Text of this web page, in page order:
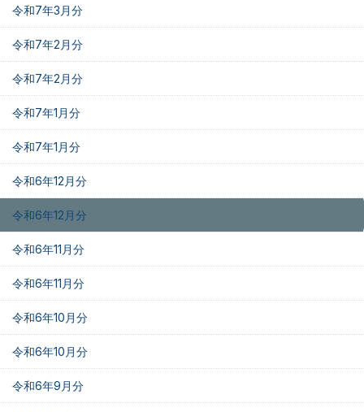
令和7年3月分
令和7年2月分
令和7年2月分
令和7年1月分
令和7年1月分
令和6年12月分
令和6年12月分
令和6年11月分
令和6年11月分
令和6年10月分
令和6年10月分
令和6年9月分